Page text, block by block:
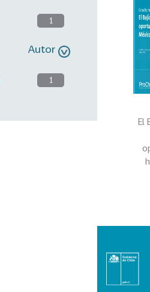
1
Autor
1
El